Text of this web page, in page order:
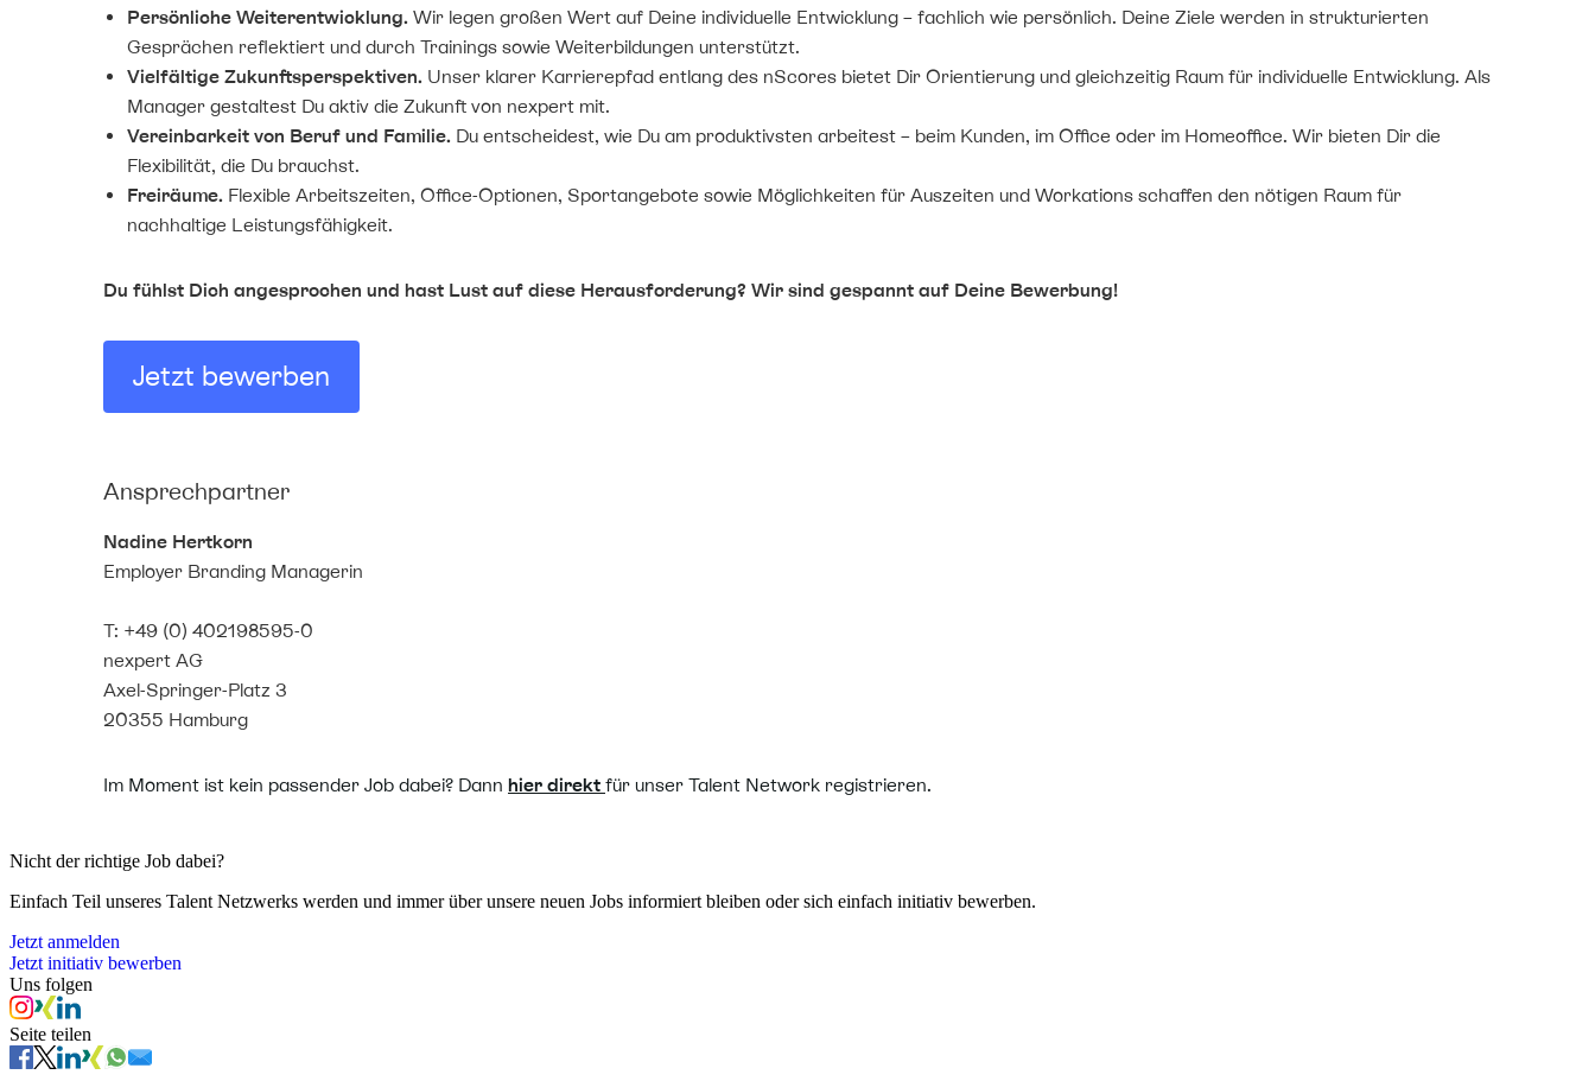
Persönliche Weiterentwicklung. Wir legen großen Wert auf Deine individuelle Entwicklung – fachlich wie persönlich. Deine Ziele werden in strukturierten
Gesprächen reflektiert und durch Trainings sowie Weiterbildungen unterstützt.
Vielfältige Zukunftsperspektiven. Unser klarer Karrierepfad entlang des nScores bietet Dir Orientierung und gleichzeitig Raum für individuelle Entwicklung. Als
Manager gestaltest Du aktiv die Zukunft von nexpert mit.
Vereinbarkeit von Beruf und Familie. Du entscheidest, wie Du am produktivsten arbeitest – beim Kunden, im Office oder im Homeoffice. Wir bieten Dir die
Flexibilität, die Du brauchst.
Freiräume. Flexible Arbeitszeiten, Office-Optionen, Sportangebote sowie Möglichkeiten für Auszeiten und Workations schaffen den nötigen Raum für
nachhaltige Leistungsfähigkeit.
Du fühlst Dich angesprochen und hast Lust auf diese Herausforderung? Wir sind gespannt auf Deine Bewerbung!
Jetzt bewerben
Ansprechpartner
Nadine Hertkorn
Employer Branding Managerin
T: +49 (0) 402198595-0
nexpert AG
Axel-Springer-Platz 3
20355 Hamburg
Im Moment ist kein passender Job dabei? Dann hier direkt für unser Talent Network registrieren.
Nicht der richtige Job dabei?
Einfach Teil unseres Talent Netzwerks werden und immer über unsere neuen Jobs informiert bleiben oder sich einfach initiativ bewerben.
Jetzt anmelden
Jetzt initiativ bewerben
Uns folgen
Seite teilen